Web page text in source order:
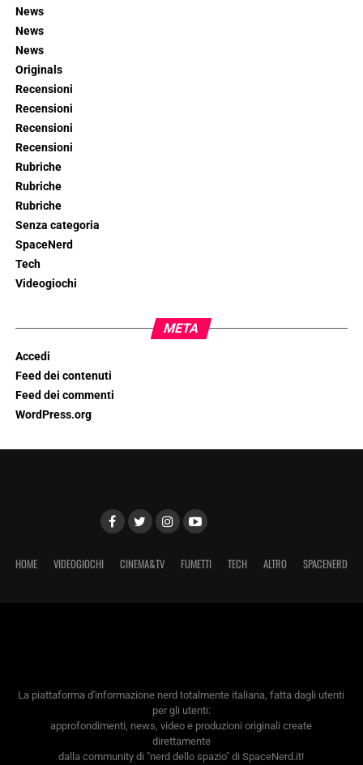
News
News
News
Originals
Recensioni
Recensioni
Recensioni
Recensioni
Rubriche
Rubriche
Rubriche
Senza categoria
SpaceNerd
Tech
Videogiochi
META
Accedi
Feed dei contenuti
Feed dei commenti
WordPress.org
HOME VIDEOGIOCHI CINEMA&TV FUMETTI TECH ALTRO SPACENERD
La piattaforma d'informazione nerd totalmente italiana, fatta dagli utenti
per gli utenti:
approfondimenti, news, video e produzioni originali create
direttamente
dalla community di "nerd dello spazio" di SpaceNerd.it!